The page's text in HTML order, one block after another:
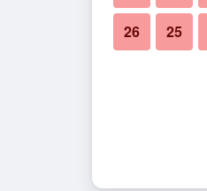
25
26